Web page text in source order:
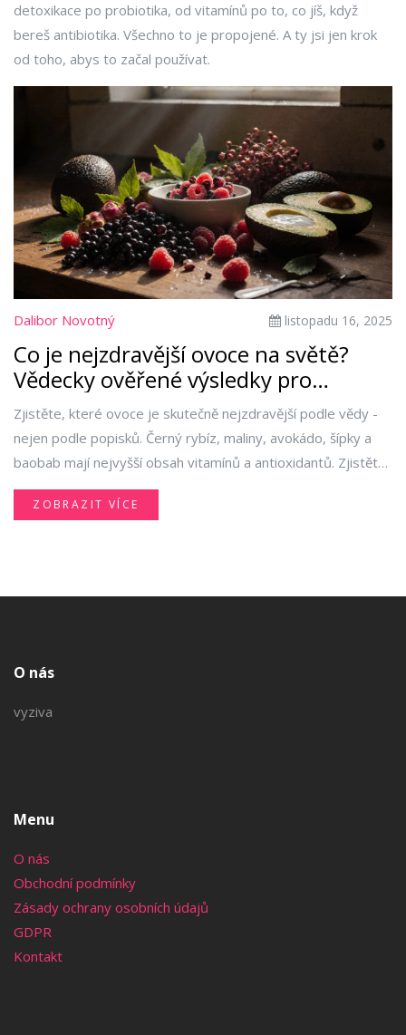
detoxikace po probiotika, od vitamínů po to, co jíš, když
bereš antibiotika. Všechno to je propojené. A ty jsi jen krok
od toho, abys to začal používat.
Dalibor Novotný listopadu 16, 2025
Co je nejzdravější ovoce na světě?
Vědecky ověřené výsledky pro
každodenní stravu
Zjistěte, které ovoce je skutečně nejzdravější podle vědy -
nejen podle popisků. Černý rybíz, maliny, avokádo, šípky a
baobab mají nejvyšší obsah vitamínů a antioxidantů. Zjistěte,
proč banány a jablka nejsou na vrcholu a jak to zapojit do
každodenní stravy.
ZOBRAZIT VÍCE
O nás
vyziva
Menu
O nás
Obchodní podmínky
Zásady ochrany osobních údajů
GDPR
Kontakt